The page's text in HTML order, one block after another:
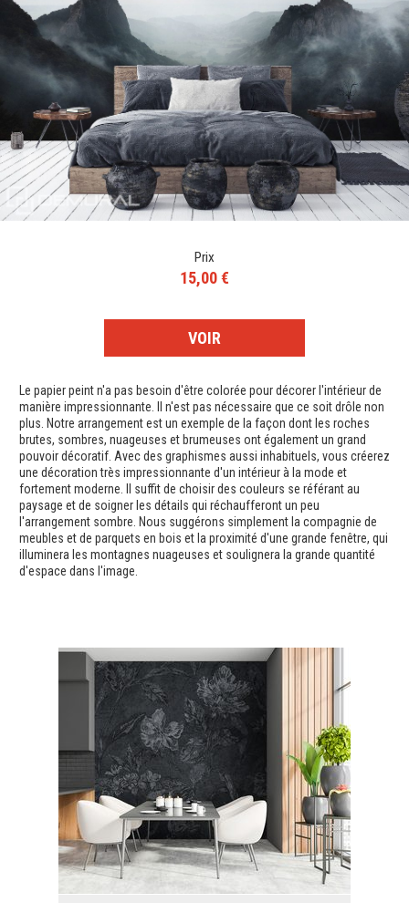
Prix
15,00 €
VOIR
Le papier peint n'a pas besoin d'être colorée pour décorer l'intérieur de
manière impressionnante. Il n'est pas nécessaire que ce soit drôle non
plus. Notre arrangement est un exemple de la façon dont les roches
brutes, sombres, nuageuses et brumeuses ont également un grand
pouvoir décoratif. Avec des graphismes aussi inhabituels, vous créerez
une décoration très impressionnante d'un intérieur à la mode et
fortement moderne. Il suffit de choisir des couleurs se référant au
paysage et de soigner les détails qui réchaufferont un peu
l'arrangement sombre. Nous suggérons simplement la compagnie de
meubles et de parquets en bois et la proximité d'une grande fenêtre, qui
illuminera les montagnes nuageuses et soulignera la grande quantité
d'espace dans l'image.